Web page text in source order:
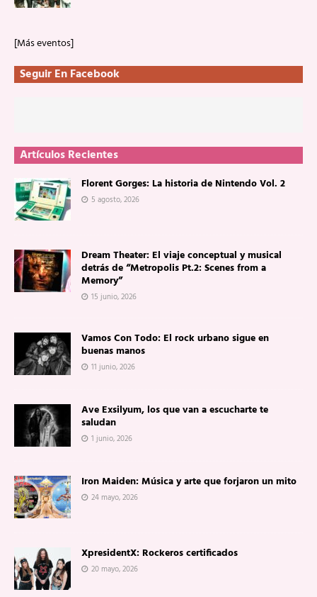
[Más eventos]
Seguir En Facebook
Artículos Recientes
Florent Gorges: La historia de Nintendo Vol. 2
5 agosto, 2026
Dream Theater: El viaje conceptual y musical
detrás de “Metropolis Pt.2: Scenes from a
Memory”
15 junio, 2026
Vamos Con Todo: El rock urbano sigue en
buenas manos
11 junio, 2026
Ave Exsilyum, los que van a escucharte te
saludan
1 junio, 2026
Iron Maiden: Música y arte que forjaron un mito
24 mayo, 2026
XpresidentX: Rockeros certificados
20 mayo, 2026